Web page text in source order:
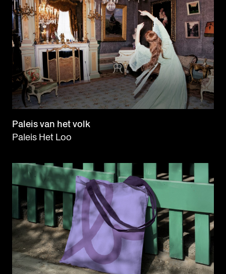
Paleis van het volk
Paleis Het Loo